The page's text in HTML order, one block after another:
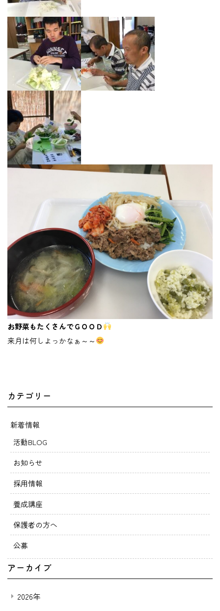
お野菜もたくさんでＧＯＯＤ
来月は何しよっかなぁ～～
カテゴリー
新着情報
活動BLOG
お知らせ
採用情報
養成講座
保護者の方へ
公募
アーカイブ
2026年